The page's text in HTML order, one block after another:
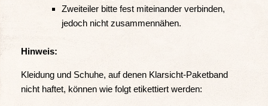
Zweiteiler bitte fest miteinander verbinden,
jedoch nicht zusammennähen.
Hinweis:
Kleidung und Schuhe, auf denen Klarsicht-Paketband
nicht haftet, können wie folgt etikettiert werden: